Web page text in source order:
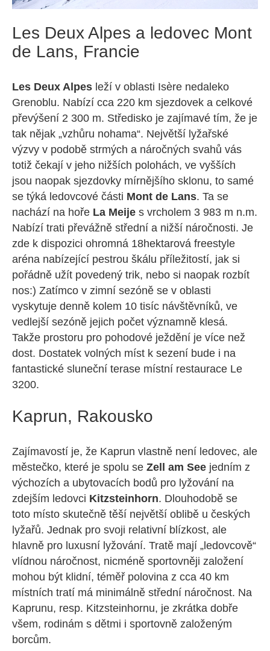
Les Deux Alpes a ledovec Mont
de Lans, Francie
Les Deux Alpes leží v oblasti Isère nedaleko
Grenoblu. Nabízí cca 220 km sjezdovek a celkové
převýšení 2 300 m. Středisko je zajímavé tím, že je
tak nějak „vzhůru nohama“. Největší lyžařské
výzvy v podobě strmých a náročných svahů vás
totiž čekají v jeho nižších polohách, ve vyšších
jsou naopak sjezdovky mírnějšího sklonu, to samé
se týká ledovcové části Mont de Lans. Ta se
nachází na hoře La Meije s vrcholem 3 983 m n.m.
Nabízí trati převážně střední a nižší náročnosti. Je
zde k dispozici ohromná 18hektarová freestyle
aréna nabízející pestrou škálu příležitostí, jak si
pořádně užít povedený trik, nebo si naopak rozbít
nos:) Zatímco v zimní sezóně se v oblasti
vyskytuje denně kolem 10 tisíc návštěvníků, ve
vedlejší sezóně jejich počet významně klesá.
Takže prostoru pro pohodové ježdění je více než
dost. Dostatek volných míst k sezení bude i na
fantastické sluneční terase místní restaurace Le
3200.
Kaprun, Rakousko
Zajímavostí je, že Kaprun vlastně není ledovec, ale
městečko, které je spolu se Zell am See jedním z
výchozích a ubytovacích bodů pro lyžování na
zdejším ledovci Kitzsteinhorn. Dlouhodobě se
toto místo skutečně těší největší oblibě u českých
lyžařů. Jednak pro svoji relativní blízkost, ale
hlavně pro luxusní lyžování. Tratě mají „ledovcově“
vlídnou náročnost, nicméně sportovněji založení
mohou být klidní, téměř polovina z cca 40 km
místních tratí má minimálně střední náročnost. Na
Kaprunu, resp. Kitzsteinhornu, je zkrátka dobře
všem, rodinám s dětmi i sportovně založeným
borcům.